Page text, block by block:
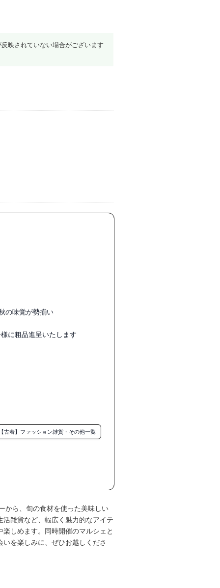
映されていない場合がございます
の味覚が勢揃い
に粗品進呈いたします
【古着】ファッション雑貨・その他一覧
から、旬の食材を使った美味しい
雑貨など、幅広く魅力的なアイテ
しめます。同時開催のマルシェと
を楽しみに、ぜひお越しくださ